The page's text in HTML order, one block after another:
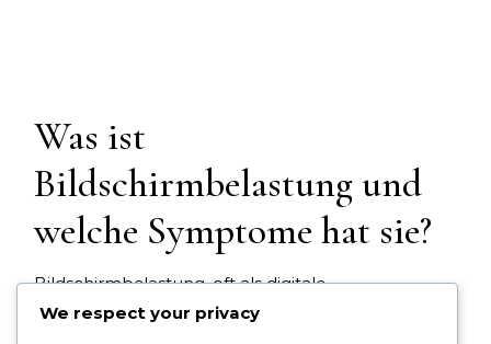
Was ist
Bildschirmbelastung und
welche Symptome hat sie?
Bildschirmbelastung, oft als digitale
Augenbelastung bezeichnet, tritt auf, wenn die
We respect your privacy